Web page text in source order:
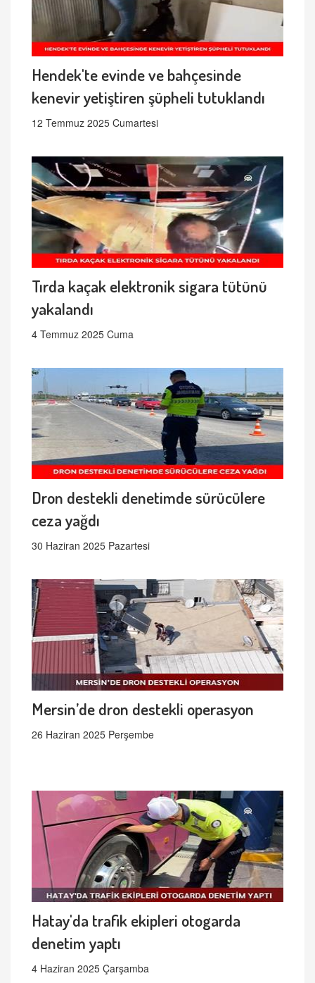
Hendek'te evinde ve bahçesinde
kenevir yetiştiren şüpheli tutuklandı
12 Temmuz 2025 Cumartesi
Tırda kaçak elektronik sigara tütünü
yakalandı
4 Temmuz 2025 Cuma
Dron destekli denetimde sürücülere
ceza yağdı
30 Haziran 2025 Pazartesi
Mersin’de dron destekli operasyon
26 Haziran 2025 Perşembe
Hatay'da trafik ekipleri otogarda
denetim yaptı
4 Haziran 2025 Çarşamba